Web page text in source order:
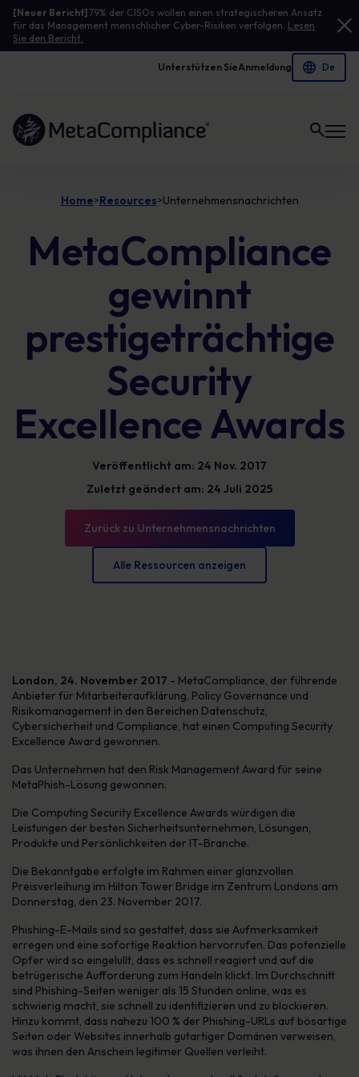
[Neuer Bericht]79% der CISOs wollen einen strategischeren Ansatz
für das Management menschlicher Cyber-Risiken verfolgen. Lesen
Sie den Bericht.
Unterstützen SieAnmeldung
Link zur Homepage
Home>Resources>Unternehmensnachrichten
MetaCompliance
gewinnt
prestigeträchtige
Security
Excellence Awards
Veröffentlicht am: 24 Nov. 2017
Zuletzt geändert am: 24 Juli 2025
Zurück zu Unternehmensnachrichten
Alle Ressourcen anzeigen
London, 24. November 2017 - MetaCompliance, der führende
Anbieter für Mitarbeiteraufklärung, Policy Governance und
Risikomanagement in den Bereichen Datenschutz,
Cybersicherheit und Compliance, hat einen Computing Security
Excellence Award gewonnen.
Das Unternehmen hat den Risk Management Award für seine
MetaPhish-Lösung gewonnen.
Die Computing Security Excellence Awards würdigen die
Leistungen der besten Sicherheitsunternehmen, Lösungen,
Produkte und Persönlichkeiten der IT-Branche.
Die Bekanntgabe erfolgte im Rahmen einer glanzvollen
Preisverleihung im Hilton Tower Bridge im Zentrum Londons am
Donnerstag, den 23. November 2017.
Phishing-E-Mails sind so gestaltet, dass sie Aufmerksamkeit
erregen und eine sofortige Reaktion hervorrufen. Das potenzielle
Opfer wird so eingelullt, dass es schnell reagiert und auf die
betrügerische Aufforderung zum Handeln klickt. Im Durchschnitt
sind Phishing-Seiten weniger als 15 Stunden online, was es
schwierig macht, sie schnell zu identifizieren und zu blockieren.
Hinzu kommt, dass nahezu 100 % der Phishing-URLs auf bösartige
Seiten oder Websites innerhalb gutartiger Domänen verweisen,
was ihnen den Anschein legitimer Quellen verleiht.